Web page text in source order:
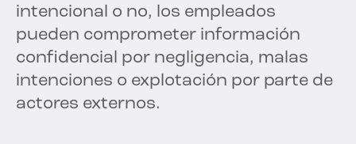
intencional o no, los empleados
pueden comprometer información
confidencial por negligencia, malas
intenciones o explotación por parte de
actores externos.